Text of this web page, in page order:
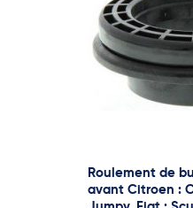
Roulement de
avant Citroen :